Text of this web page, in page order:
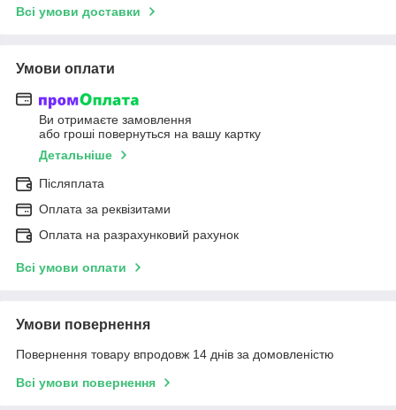
Всі умови доставки
Умови оплати
Ви отримаєте замовлення
або гроші повернуться на вашу картку
Детальніше
Післяплата
Оплата за реквізитами
Оплата на разрахунковий рахунок
Всі умови оплати
Умови повернення
Повернення товару впродовж 14 днів за домовленістю
Всі умови повернення